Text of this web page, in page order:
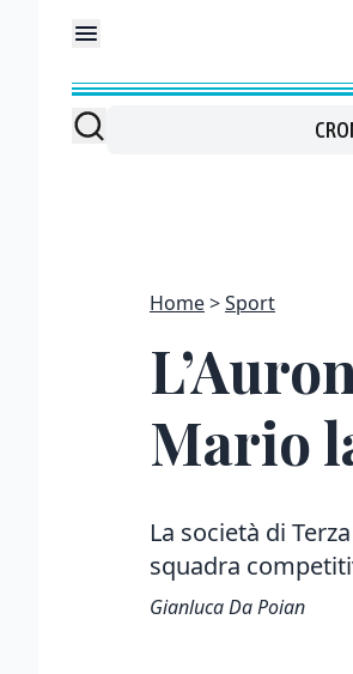
Home Sport
Mario
La società di
squadra
Gianluca Da Poian